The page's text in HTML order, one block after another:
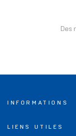
Des
INFORMATIONS
LIENS UTILES